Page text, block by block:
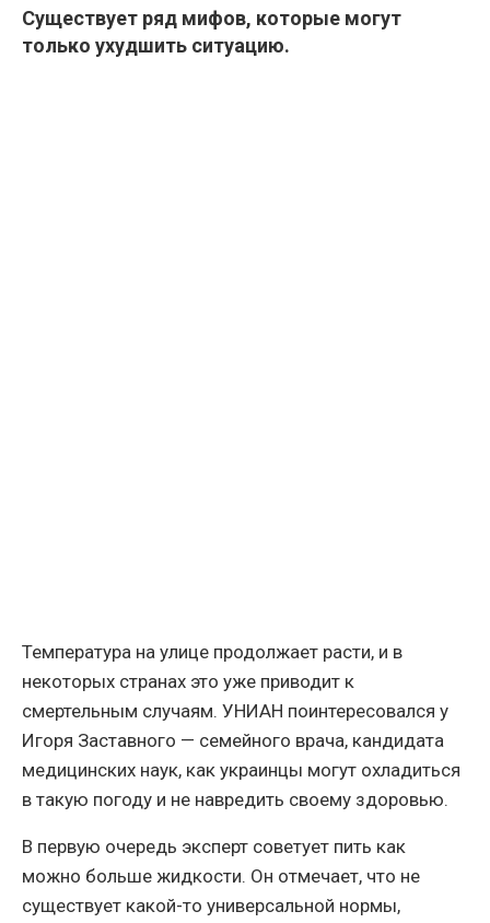
Существует ряд мифов, которые могут
только ухудшить ситуацию.
Температура на улице продолжает расти, и в
некоторых странах это уже приводит к
смертельным случаям. УНИАН поинтересовался у
Игоря Заставного — семейного врача, кандидата
медицинских наук, как украинцы могут охладиться
в такую погоду и не навредить своему здоровью.
В первую очередь эксперт советует пить как
можно больше жидкости. Он отмечает, что не
существует какой-то универсальной нормы,